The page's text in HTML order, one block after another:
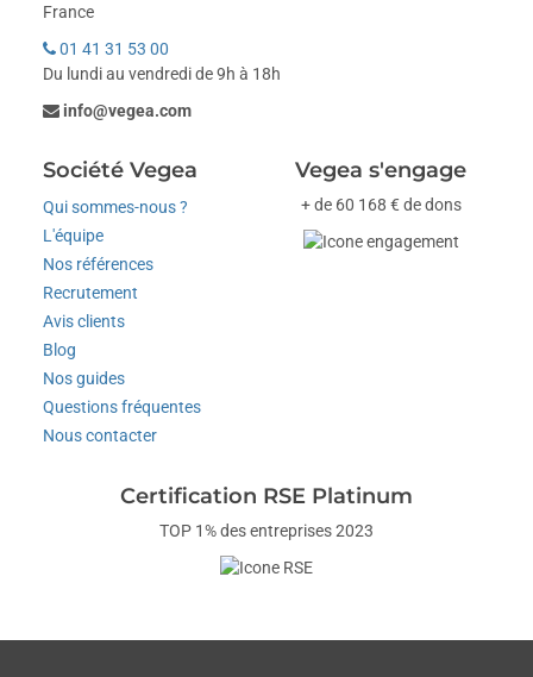
France
01 41 31 53 00
Du lundi au vendredi de 9h à 18h
info@vegea.com
Société Vegea
Qui sommes-nous ?
L'équipe
Nos références
Recrutement
Avis clients
Blog
Nos guides
Questions fréquentes
Nous contacter
Vegea s'engage
+ de 60 168 € de dons
Certification RSE Platinum
TOP 1% des entreprises 2023